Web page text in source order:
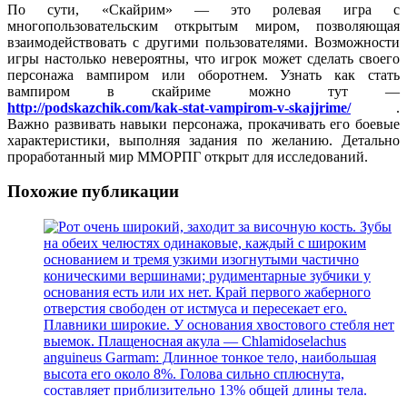
По сути, «Скайрим» — это ролевая игра с
многопользовательским открытым миром, позволяющая
взаимодействовать с другими пользователями. Возможности
игры настолько невероятны, что игрок может сделать своего
персонажа вампиром или оборотнем. Узнать как стать
вампиром в скайриме можно тут —
http://podskazchik.com/kak-stat-vampirom-v-skajjrime/.
Важно развивать навыки персонажа, прокачивать его боевые
характеристики, выполняя задания по желанию. Детально
проработанный мир ММОРПГ открыт для исследований.
Похожие публикации